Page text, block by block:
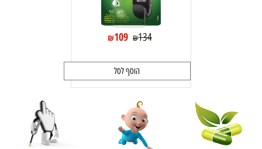
₪134
₪109
הוסף לסל